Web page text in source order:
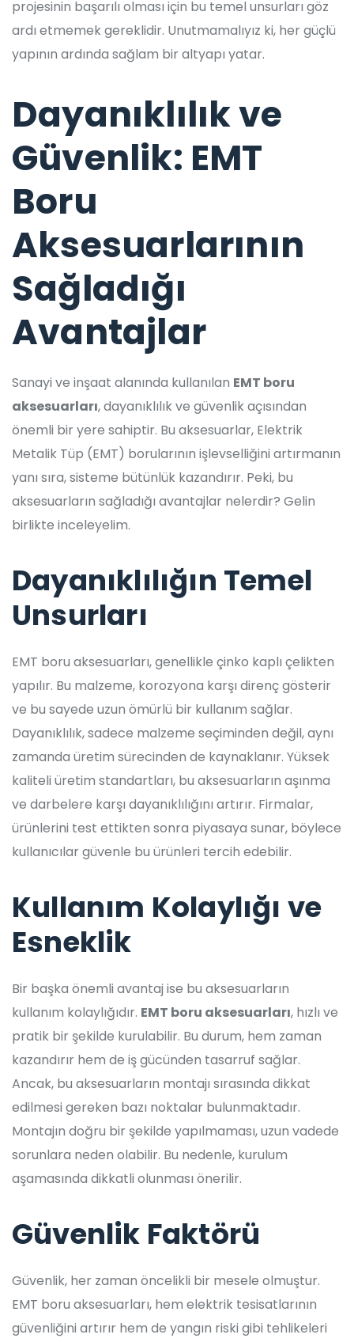
projesinin başarılı olması için bu temel unsurları göz
ardı etmemek gereklidir. Unutmamalıyız ki, her güçlü
yapının ardında sağlam bir altyapı yatar.
Dayanıklılık ve
Güvenlik: EMT
Boru
Aksesuarlarının
Sağladığı
Avantajlar
Sanayi ve inşaat alanında kullanılan EMT boru
aksesuarları, dayanıklılık ve güvenlik açısından
önemli bir yere sahiptir. Bu aksesuarlar, Elektrik
Metalik Tüp (EMT) borularının işlevselliğini artırmanın
yanı sıra, sisteme bütünlük kazandırır. Peki, bu
aksesuarların sağladığı avantajlar nelerdir? Gelin
birlikte inceleyelim.
Dayanıklılığın Temel
Unsurları
EMT boru aksesuarları, genellikle çinko kaplı çelikten
yapılır. Bu malzeme, korozyona karşı direnç gösterir
ve bu sayede uzun ömürlü bir kullanım sağlar.
Dayanıklılık, sadece malzeme seçiminden değil, aynı
zamanda üretim sürecinden de kaynaklanır. Yüksek
kaliteli üretim standartları, bu aksesuarların aşınma
ve darbelere karşı dayanıklılığını artırır. Firmalar,
ürünlerini test ettikten sonra piyasaya sunar, böylece
kullanıcılar güvenle bu ürünleri tercih edebilir.
Kullanım Kolaylığı ve
Esneklik
Bir başka önemli avantaj ise bu aksesuarların
kullanım kolaylığıdır. EMT boru aksesuarları, hızlı ve
pratik bir şekilde kurulabilir. Bu durum, hem zaman
kazandırır hem de iş gücünden tasarruf sağlar.
Ancak, bu aksesuarların montajı sırasında dikkat
edilmesi gereken bazı noktalar bulunmaktadır.
Montajın doğru bir şekilde yapılmaması, uzun vadede
sorunlara neden olabilir. Bu nedenle, kurulum
aşamasında dikkatli olunması önerilir.
Güvenlik Faktörü
Güvenlik, her zaman öncelikli bir mesele olmuştur.
EMT boru aksesuarları, hem elektrik tesisatlarının
güvenliğini artırır hem de yangın riski gibi tehlikeleri